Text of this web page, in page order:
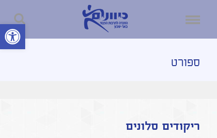
פתח סרגל
ספורט
ריקודים סלונים